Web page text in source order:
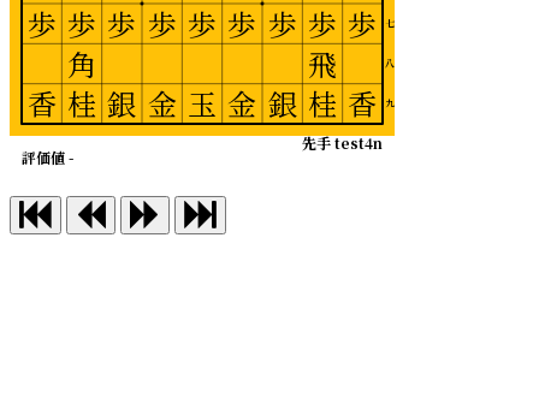
七
八
九
先手 test4n
評価値 -
歩
香
歩
飛
桂
歩
銀
歩
金
歩
玉
歩
金
歩
銀
歩
角
桂
歩
香